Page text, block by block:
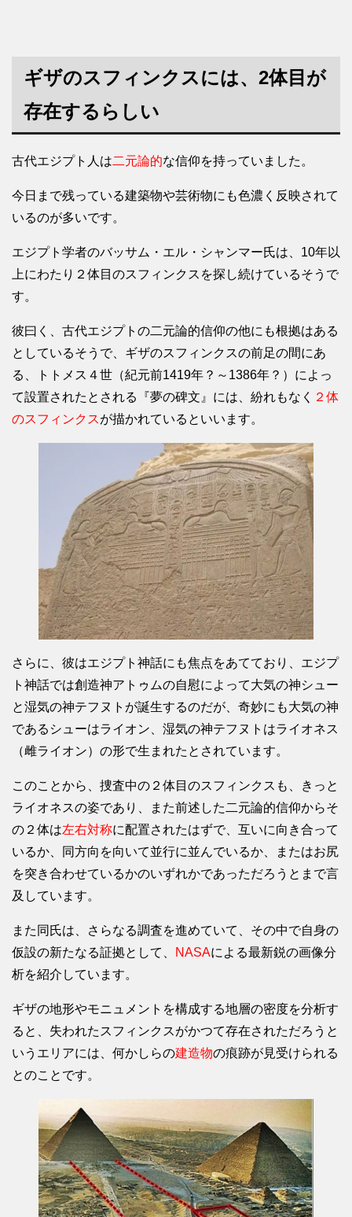
ギザのスフィンクスには、2体目が
存在するらしい
古代エジプト人は二元論的な信仰を持っていました。
今日まで残っている建築物や芸術物にも色濃く反映されて
いるのが多いです。
エジプト学者のバッサム・エル・シャンマー氏は、10年以
上にわたり２体目のスフィンクスを探し続けているそうで
す。
彼曰く、古代エジプトの二元論的信仰の他にも根拠はある
としているそうで、ギザのスフィンクスの前足の間にあ
る、トトメス４世（紀元前1419年？～1386年？）によっ
て設置されたとされる『夢の碑文』には、紛れもなく ２体
のスフィンクスが描かれているといいます。
さらに、彼はエジプト神話にも焦点をあてており、エジプ
ト神話では創造神アトゥムの自慰によって大気の神シュー
と湿気の神テフヌトが誕生するのだが、奇妙にも大気の神
であるシューはライオン、湿気の神テフヌトはライオネス
（雌ライオン）の形で生まれたとされています。
このことから、捜査中の２体目のスフィンクスも、きっと
ライオネスの姿であり、また前述した二元論的信仰からそ
の２体は左右対称に配置されたはずで、互いに向き合って
いるか、同方向を向いて並行に並んでいるか、またはお尻
を突き合わせているかのいずれかであっただろうとまで言
及しています。
また同氏は、さらなる調査を進めていて、その中で自身の
仮設の新たなる証拠として、
NASAによる最新鋭の画像分
析を紹介しています。
ギザの地形やモニュメントを構成する地層の密度を分析す
ると、失われたスフィンクスがかつて存在されただろうと
いうエリアには、何かしらの建造物の痕跡が見受けられる
とのことです。